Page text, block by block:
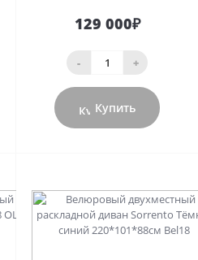
129 000₽
- +
Купить